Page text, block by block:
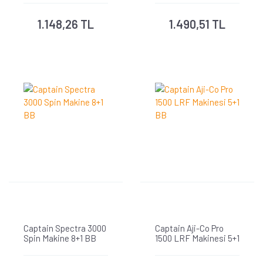
1.148,26 TL 1.490,51 TL
Captain Spectra 3000
Spin Makine 8+1 BB
Captain Aji-Co Pro
1500 LRF Makinesi 5+1